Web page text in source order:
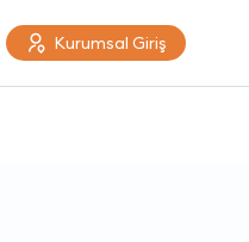
Kurumsal Giriş